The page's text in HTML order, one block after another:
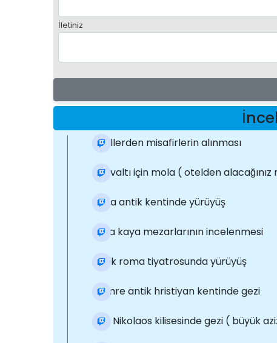
İletiniz
Otellerden misafirlerin alınması
Kahvaltı için mola ( otelden alacağınız
Myra antik kentinde yürüyüş
Likya kaya mezarlarının incelenmesi
Antik roma tiyatrosunda yürüyüş
Demre antik hristiyan kentinde gezi
Aziz Nikolaos kilisesinde gezi ( büyük